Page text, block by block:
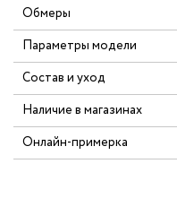
Обмеры
Параметры модели
Состав и уход
Наличие в магазинах
Онлайн-примерка